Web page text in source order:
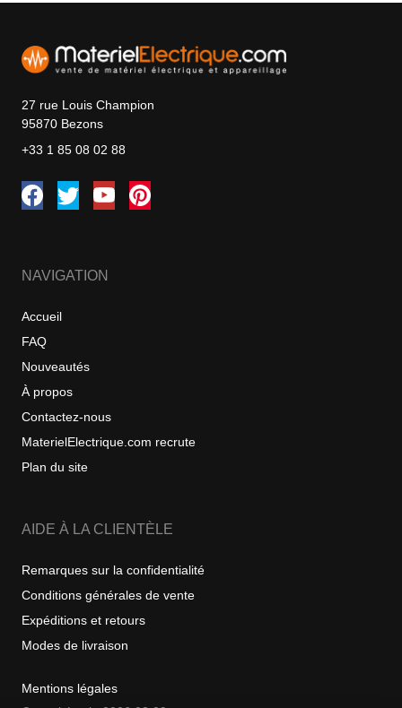
27 rue Louis Champion
95870 Bezons
+33 1 85 08 02 88
NAVIGATION
Accueil
FAQ
Nouveautés
À propos
Contactez-nous
MaterielElectrique.com recrute
Plan du site
AIDE À LA CLIENTÈLE
Remarques sur la confidentialité
Conditions générales de vente
Expéditions et retours
Modes de livraison
Mentions légales